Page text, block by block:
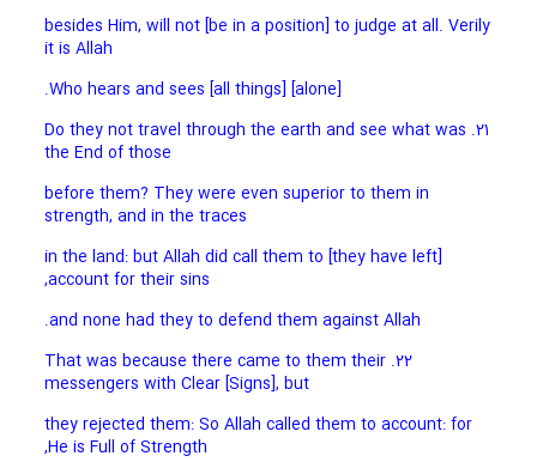
besides Him, will not [be in a position] to judge at all. Verily
it is Allah
[alone] Who hears and sees [all things].
21. Do they not travel through the earth and see what was
the End of those
before them? They were even superior to them in
strength, and in the traces
[they have left] in the land: but Allah did call them to
account for their sins,
and none had they to defend them against Allah.
22. That was because there came to them their
messengers with Clear [Signs], but
they rejected them: So Allah called them to account: for
He is Full of Strength,